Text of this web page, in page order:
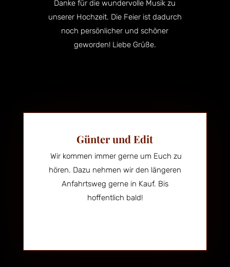
Danke für die wundervolle Musik zu
unserer Hochzeit. Die Feier ist dadurch
noch persönlicher und schöner
geworden! Liebe Grüße.
Günter und Edit
Wir kommen immer gerne um Euch zu
hören. Dazu nehmen wir den längeren
Anfahrtsweg gerne in Kauf. Bis
hoffentlich bald!